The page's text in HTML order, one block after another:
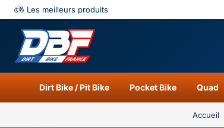
Les meilleurs produits
Dirt Bike / Pit Bike Pocket Bike Quad
Accueil
Catégories